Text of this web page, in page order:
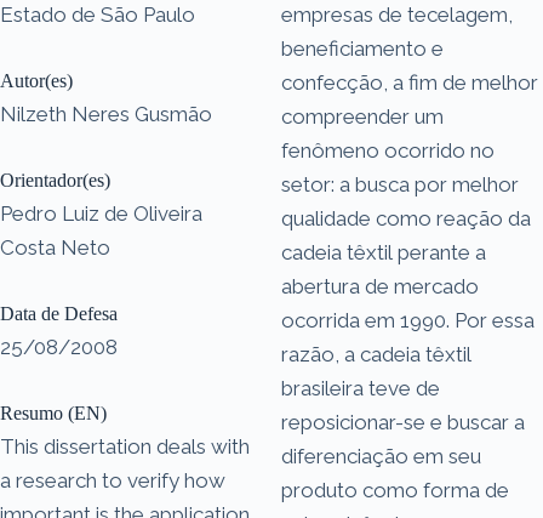
Estado de São Paulo
Autor(es)
Nilzeth Neres Gusmão
Orientador(es)
Pedro Luiz de Oliveira
Costa Neto
Data de Defesa
25/08/2008
Resumo (EN)
This dissertation deals with
a research to verify how
empresas de tecelagem,
beneficiamento e
confecção, a fim de melhor
compreender um
fenômeno ocorrido no
setor: a busca por melhor
qualidade como reação da
cadeia têxtil perante a
abertura de mercado
ocorrida em 1990. Por essa
razão, a cadeia têxtil
brasileira teve de
reposicionar-se e buscar a
diferenciação em seu
produto como forma de